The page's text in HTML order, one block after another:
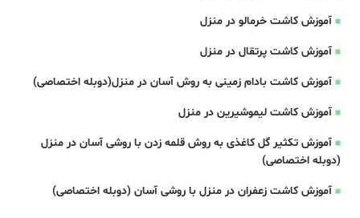
آموزش کاشت خرمالو در منزل
آموزش کاشت پرتقال در منزل
آموزش کاشت بادام زمینی به روش آسان در منزل(دوبله اختصاصی)
آموزش کاشت لیموشیرین در منزل
آموزش تکثیر گل کاغذی به روش قلمه زدن با روشی آسان در منزل
(دوبله اختصاصی)
آموزش کاشت زعفران در منزل با روشی آسان (دوبله اختصاصی)